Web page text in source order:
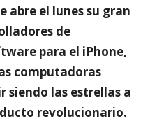
abre el lunes su gran
de
para el iPhone,
computadoras
siendo las estrellas a
revolucionario.